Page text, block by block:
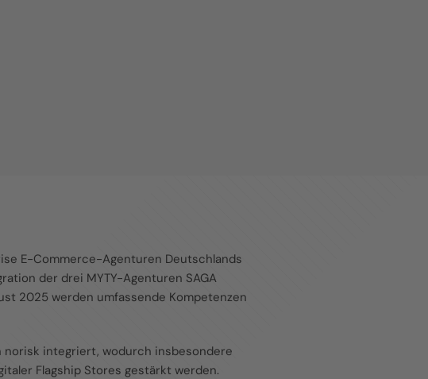
E-Commerce-Agenturen Deutschlands
der drei MYTY-Agenturen SAGA
2025 werden umfassende Kompetenzen
norisk integriert, wodurch insbesondere
Flagship Stores gestärkt werden.